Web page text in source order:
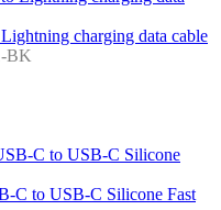
charging data cable
BK
C to USB-C Silicone Fast